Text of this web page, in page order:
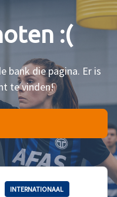
:(
bank die pagina. Er is
te vinden!
INTERNATIONAAL